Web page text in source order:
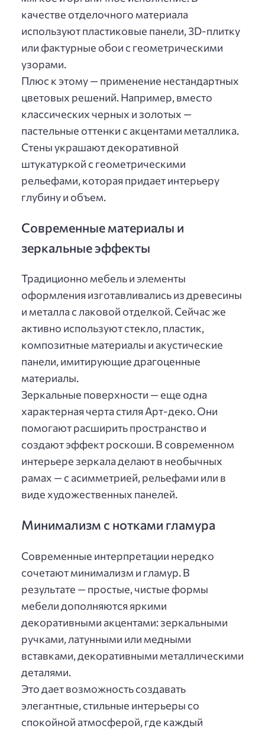
качестве отделочного материала
используют пластиковые панели, 3D-плитку
или фактурные обои с геометрическими
узорами.
Плюс к этому — применение нестандартных
цветовых решений. Например, вместо
классических черных и золотых —
пастельные оттенки с акцентами металлика.
Стены украшают декоративной
штукатуркой с геометрическими
рельефами, которая придает интерьеру
глубину и объем.
Современные материалы и
зеркальные эффекты
Традиционно мебель и элементы
оформления изготавливались из древесины
и металла с лаковой отделкой. Сейчас же
активно используют стекло, пластик,
композитные материалы и акустические
панели, имитирующие драгоценные
материалы.
Зеркальные поверхности — еще одна
характерная черта стиля Арт-деко. Они
помогают расширить пространство и
создают эффект роскоши. В современном
интерьере зеркала делают в необычных
рамах — с асимметрией, рельефами или в
виде художественных панелей.
Минимализм с нотками гламура
Современные интерпретации нередко
сочетают минимализм и гламур. В
результате — простые, чистые формы
мебели дополняются яркими
декоративными акцентами: зеркальными
ручками, латунными или медными
вставками, декоративными металлическими
деталями.
Это дает возможность создавать
элегантные, стильные интерьеры со
спокойной атмосферой, где каждый